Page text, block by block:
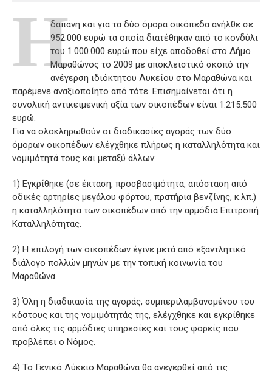
Ηδαπάνη και για τα δύο όμορα οικόπεδα ανήλθε σε
952.000 ευρώ τα οποία διατέθηκαν από το κονδύλι
του 1.000.000 ευρώ που είχε αποδοθεί στο Δήμο
Μαραθώνος το 2009 με αποκλειστικό σκοπό την
ανέγερση ιδιόκτητου Λυκείου στο Μαραθώνα και
παρέμενε αναξιοποίητο από τότε. Επισημαίνεται ότι η
συνολική αντικειμενική αξία των οικοπέδων είναι 1.215.500
ευρώ.
Για να ολοκληρωθούν οι διαδικασίες αγοράς των δύο
όμορων οικοπέδων ελέγχθηκε πλήρως η καταλληλότητα και
νομιμότητά τους και μεταξύ άλλων:
1) Εγκρίθηκε (σε έκταση, προσβασιμότητα, απόσταση από
οδικές αρτηρίες μεγάλου φόρτου, πρατήρια βενζίνης, κ.λπ.)
η καταλληλότητα των οικοπέδων από την αρμόδια Επιτροπή
Καταλληλότητας.
2) Η επιλογή των οικοπέδων έγινε μετά από εξαντλητικό
διάλογο πολλών μηνών με την τοπική κοινωνία του
Μαραθώνα.
3) Όλη η διαδικασία της αγοράς, συμπεριλαμβανομένου του
κόστους και της νομιμότητάς της, ελέγχθηκε και εγκρίθηκε
από όλες τις αρμόδιες υπηρεσίες και τους φορείς που
προβλέπει ο Νόμος.
4) Το Γενικό Λύκειο Μαραθώνα θα ανεγερθεί από τις